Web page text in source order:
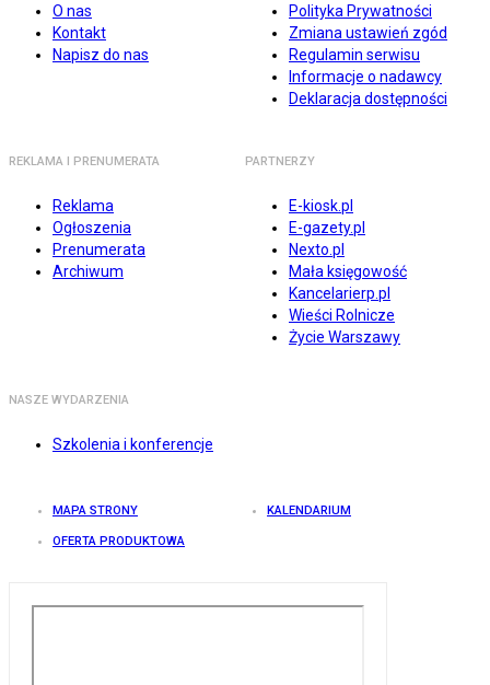
O nas
Kontakt
Napisz do nas
Polityka Prywatności
Zmiana ustawień zgód
Regulamin serwisu
Informacje o nadawcy
Deklaracja dostępności
REKLAMA I PRENUMERATA
Reklama
Ogłoszenia
Prenumerata
Archiwum
PARTNERZY
E-kiosk.pl
E-gazety.pl
Nexto.pl
Mała księgowość
Kancelarierp.pl
Wieści Rolnicze
Życie Warszawy
NASZE WYDARZENIA
Szkolenia i konferencje
MAPA STRONY KALENDARIUM
OFERTA PRODUKTOWA